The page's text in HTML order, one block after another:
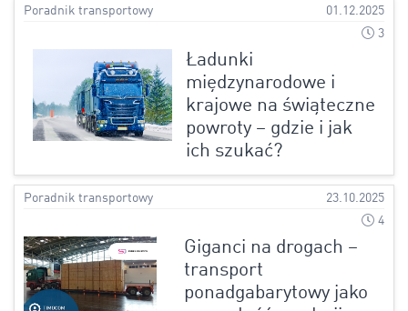
Poradnik transportowy
01.12.2025
3
Ładunki
międzynarodowe i
krajowe na świąteczne
powroty – gdzie i jak
ich szukać?
Poradnik transportowy
23.10.2025
4
Giganci na drogach –
transport
ponadgabarytowy jako